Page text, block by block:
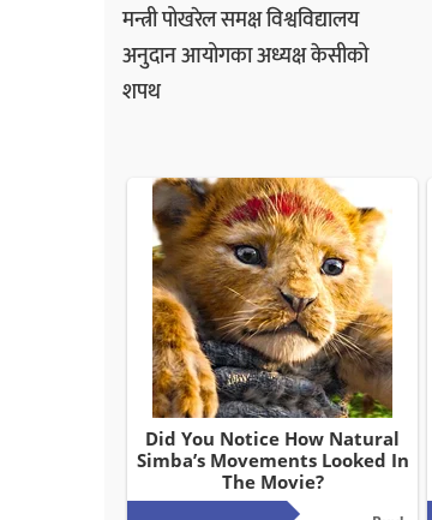
मन्त्री पोखरेल समक्ष विश्वविद्यालय
अनुदान आयोगका अध्यक्ष केसीको
शपथ